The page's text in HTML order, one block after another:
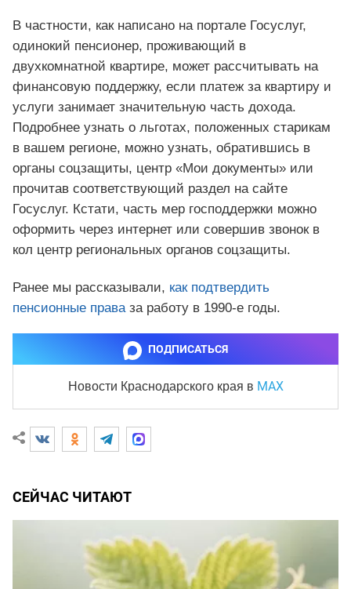
В частности, как написано на портале Госуслуг,
одинокий пенсионер, проживающий в
двухкомнатной квартире, может рассчитывать на
финансовую поддержку, если платеж за квартиру и
услуги занимает значительную часть дохода.
Подробнее узнать о льготах, положенных старикам
в вашем регионе, можно узнать, обратившись в
органы соцзащиты, центр «Мои документы» или
прочитав соответствующий раздел на сайте
Госуслуг. Кстати, часть мер господдержки можно
оформить через интернет или совершив звонок в
кол центр региональных органов соцзащиты.
Ранее мы рассказывали, как подтвердить
пенсионные праваза работу в 1990-е годы.
ПОДПИСАТЬСЯ
Новости Краснодарского края в MAX
СЕЙЧАС ЧИТАЮТ